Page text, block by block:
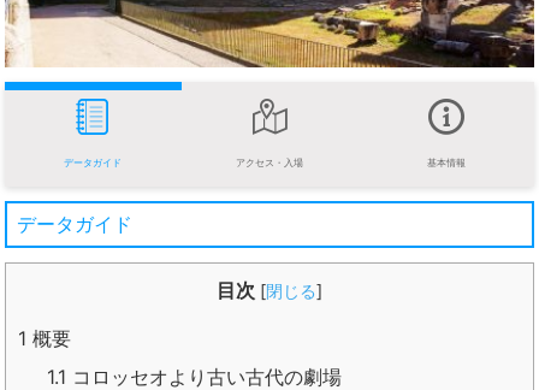
データガイド アクセス・入場 基本情報
データガイド
目次 [閉じる]
1 概要
1.1 コロッセオより古い古代の劇場